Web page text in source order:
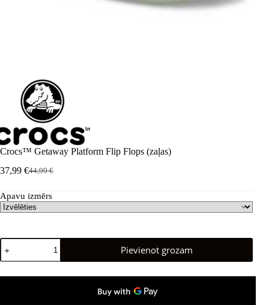
Crocs™ Getaway Platform Flip Flops (zaļas)
44,99€
Sākotnējā
bija:
44,99 €.
37,99 €Pašreizējā
ir:
37,99 €.
Apavu izmērs
Crocs™
Getaway
Platform
Pievienot grozam